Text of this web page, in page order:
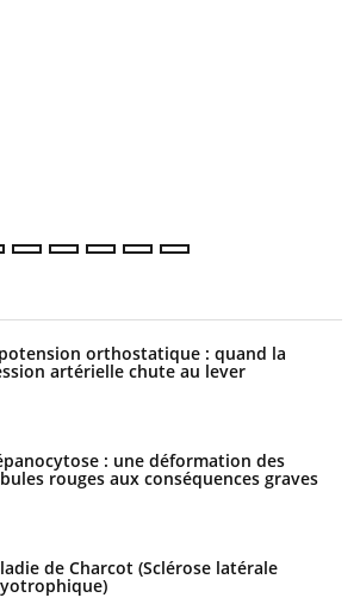
orthostatique : quand la
artérielle chute au lever
: une déformation des
rouges aux conséquences graves
de Charcot (Sclérose latérale